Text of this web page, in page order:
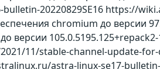
20220829SE16 https://
chromium до версии
версии
11/stable-channel-update-
astra-linux-se17-